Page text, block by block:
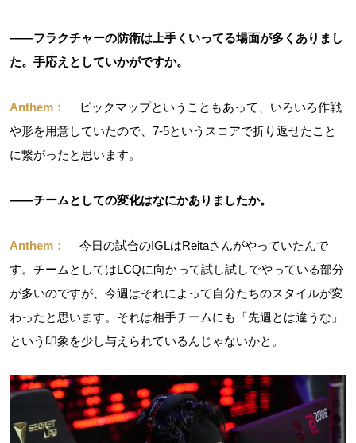
――フラクチャーの防衛は上手くいってる場面が多くありまし
た。手応えとしていかがですか。
Anthem：
ピックマップということもあって、いろいろ作戦
や形を用意していたので、7-5というスコアで折り返せたこと
に繋がったと思います。
――チームとしての変化はなにかありましたか。
Anthem：
今日の試合のIGLはReitaさんがやっていたんで
す。チームとしてはLCQに向かって試し試しでやっている部分
が多いのですが、今週はそれによって自分たちのスタイルが変
わったと思います。それは相手チームにも「先週とは違うな」
という印象を少し与えられているんじゃないかと。